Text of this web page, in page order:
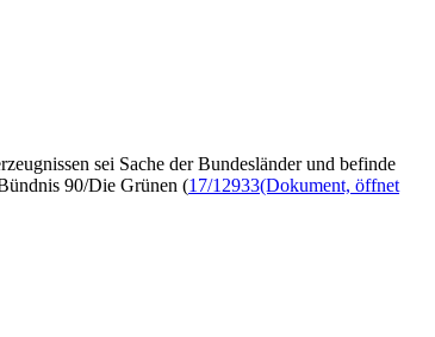
sei Sache der Bundesländer und befinde
90/Die Grünen (17/12933(Dokument, öffnet